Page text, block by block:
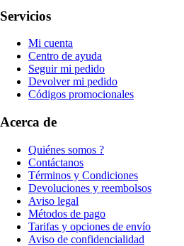
Servicios
Mi cuenta
Centro de ayuda
Seguir mi pedido
Devolver mi pedido
Códigos promocionales
Acerca de
Quiénes somos ?
Contáctanos
Términos y Condiciones
Devoluciones y reembolsos
Aviso legal
Métodos de pago
Tarifas y opciones de envío
Aviso de confidencialidad